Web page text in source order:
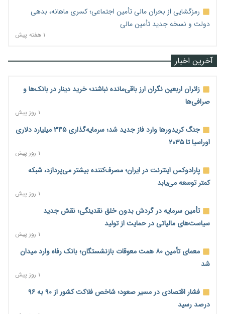
رمزگشایی از بحران مالی تأمین اجتماعی؛ کسری ماهانه، بدهی
دولت و نسخه جدید تأمین مالی
۱ هفته پیش
آخرین اخبار
زائران اربعین نگران ارز باقی‌مانده نباشند؛ خرید دینار در بانک‌ها و
صرافی‌ها
۱ روز پیش
جنگ کریدورها وارد فاز جدید شد؛ سرمایه‌گذاری ۳۴۵ میلیارد دلاری
اوراسیا تا ۲۰۳۵
۱ روز پیش
پارادوکس اینترنت در ایران؛ مصرف‌کننده بیشتر می‌پردازد، شبکه
کمتر توسعه می‌یابد
۱ روز پیش
تأمین سرمایه در گردش بدون خلق نقدینگی؛ نقش جدید
سیاست‌های مالیاتی در حمایت از تولید
۱ روز پیش
معمای تأمین ۸۰ همت معوقات بازنشستگان؛ بانک رفاه وارد میدان
شد
۱ روز پیش
فشار اقتصادی در مسیر صعود؛ شاخص فلاکت کشور از ۹۰ به ۹۶
درصد رسید